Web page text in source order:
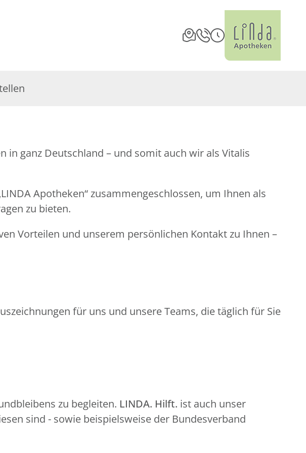
in ganz Deutschland – und somit auch wir als Vitalis
Apotheken“ zusammengeschlossen, um Ihnen als
zu bieten.
Vorteilen und unserem persönlichen Kontakt zu Ihnen –
für uns und unsere Teams, die täglich für Sie
zu begleiten. LINDA. Hilft. ist auch unser
sind - sowie beispielsweise der Bundesverband